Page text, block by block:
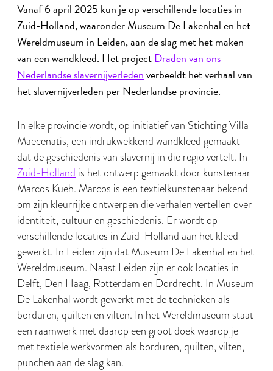
Vanaf 6 april 2025 kun je op verschillende locaties in
Zuid-Holland, waaronder Museum De Lakenhal en het
Wereldmuseum in Leiden, aan de slag met het maken
van een wandkleed. Het projectDraden van ons
Nederlandse slavernijverledenverbeeldt het verhaal van
het slavernijverleden per Nederlandse provincie.
In elke provincie wordt, op initiatief van Stichting Villa
Maecenatis, een indrukwekkend wandkleed gemaakt
dat de geschiedenis van slavernij in die regio vertelt. In
Zuid-Holland is het ontwerp gemaakt door kunstenaar
Marcos Kueh. Marcos is een textielkunstenaar bekend
om zijn kleurrijke ontwerpen die verhalen vertellen over
identiteit, cultuur en geschiedenis. Er wordt op
verschillende locaties in Zuid-Holland aan het kleed
gewerkt. In Leiden zijn dat Museum De Lakenhal en het
Wereldmuseum. Naast Leiden zijn er ook locaties in
Delft, Den Haag, Rotterdam en Dordrecht. In Museum
De Lakenhal wordt gewerkt met de technieken als
borduren, quilten en vilten. In het Wereldmuseum staat
een raamwerk met daarop een groot doek waarop je
met textiele werkvormen als borduren, quilten, vilten,
punchen aan de slag kan.